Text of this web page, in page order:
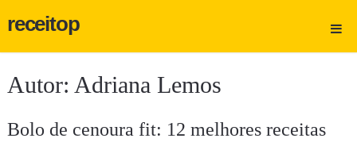
receitop
Autor: Adriana Lemos
Bolo de cenoura fit: 12 melhores receitas